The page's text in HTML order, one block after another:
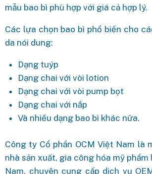
mẫu bao bì phù hợp với giá cả hợp lý.
Các lựa chọn bao bì phổ biến cho
da nói dung:
Dạng tuýp
Dạng chai với vòi lotion
Dạng chai với vòi pump bọt
Dạng chai với nắp
Và nhiều dạng bao bì khác nữa.
Công ty Cổ phần OCM Việt Nam là
nhà sản xuất, gia công hóa mỹ phẩm
Nam, chuyên cung cấp dịch vụ